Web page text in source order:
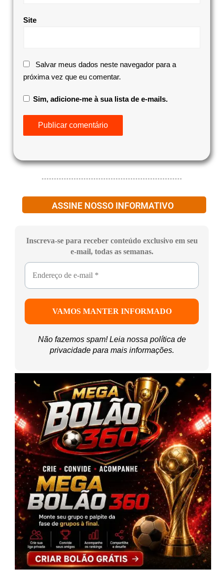
Site
Salvar meus dados neste navegador para a
próxima vez que eu comentar.
Sim, adicione-me à sua lista de e-mails.
ASSINE NOSSO INFORMATIVO
Inscreva-se para receber conteúdo exclusivo em seu
e-mail, todas as semanas.
Não fazemos spam! Leia nossa política de
privacidadepara mais informações.